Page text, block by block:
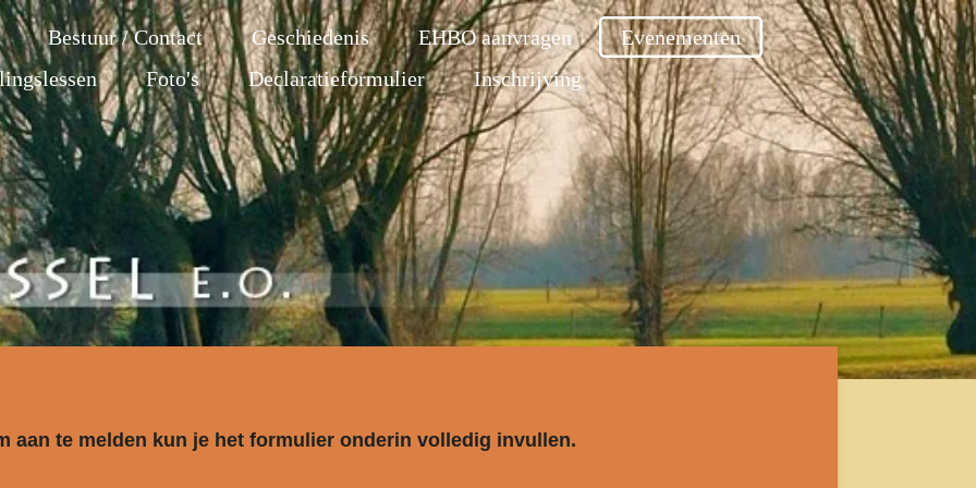
Bestuur / Contact Geschiedenis EHBO aanvragen
Evenementen
Foto's Declaratieformulier Inschrijving
aan te melden kun je het formulier onderin volledig invullen.